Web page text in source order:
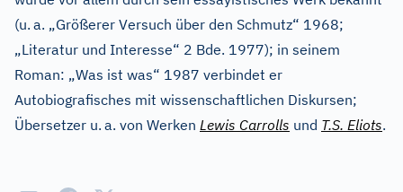
(u. a. „Größerer Versuch über den Schmutz“ 1968;
„Literatur und Interesse“ 2 Bde. 1977); in seinem
Roman: „Was ist was“ 1987 verbindet er
Autobiografisches mit wissenschaftlichen Diskursen;
Übersetzer u. a. von Werken Lewis Carrolls und T.S. Eliots.